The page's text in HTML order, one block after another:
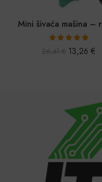
46,45€ 26,99